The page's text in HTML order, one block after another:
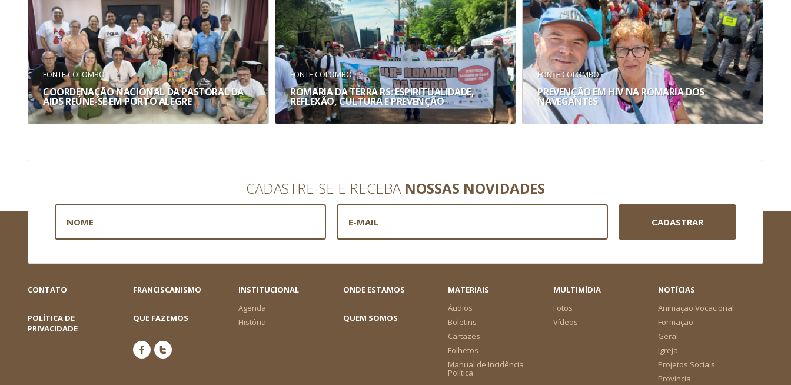
FONTE COLOMBO
COORDENAÇÃO NACIONAL DA PASTORAL DA
AIDS REÚNE-SE EM PORTO ALEGRE
FONTE COLOMBO
ROMARIA DA TERRA RS: ESPIRITUALIDADE,
REFLEXÃO, CULTURA E PREVENÇÃO
FONTE COLOMBO
PREVENÇÃO EM HIV NA ROMARIA DOS
NAVEGANTES
CADASTRE-SE E RECEBA NOSSAS NOVIDADES
CADASTRAR
CONTATO FRANCISCANISMO
INSTITUCIONAL
Agenda
História
ONDE ESTAMOS
MATERIAIS
Áudios
Boletins
Cartazes
Folhetos
Manual de Incidência
Política
MULTIMÍDIA
Fotos
Vídeos
NOTÍCIAS
Animação Vocacional
Formação
Geral
Igreja
Projetos Sociais
Província
POLÍTICA DE
PRIVACIDADE
QUE FAZEMOS QUEM SOMOS